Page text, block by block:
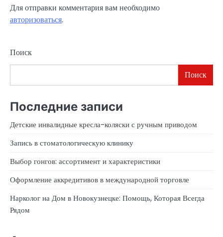
Для отправки комментария вам необходимо
авторизоваться.
Поиск
Поиск
Последние записи
Детские инвалидные кресла-коляски с ручным приводом
Запись в стоматологическую клинику
Выбор гонгов: ассортимент и характеристики
Оформление аккредитивов в международной торговле
Нарколог на Дом в Новокузнецке: Помощь, Которая Всегда
Рядом